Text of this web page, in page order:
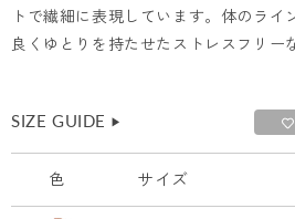
トで繊細に表現しています。 体のライ
良くゆとりを持たせたストレスフリー
SIZE GUIDE ▶︎
色 サイズ